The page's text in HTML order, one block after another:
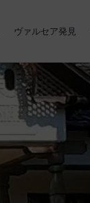
ヴァルセア発見